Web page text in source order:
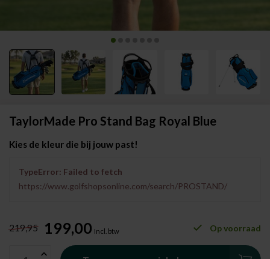
TaylorMade Pro Stand Bag Royal Blue
Kies de kleur die bij jouw past!
TypeError: Failed to fetch
https://www.golfshopsonline.com/search/PROSTAND/
219,95 199,00 Incl. btw Op voorraad